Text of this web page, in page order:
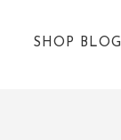
SHOP BLOG